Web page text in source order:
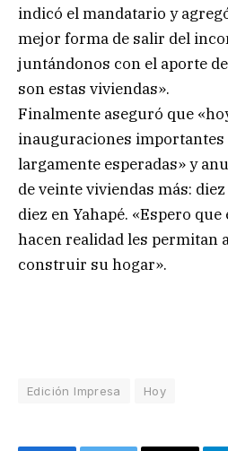
indicó el mandatario y
mejor forma de salir del
juntándonos con el aporte
son estas viviendas».
Finalmente aseguró que
inauguraciones importantes
largamente esperadas» y
de veinte viviendas más:
diez en Yahapé. «Espero
hacen realidad les permitan
construir su hogar».
Edición Impresa Hoy